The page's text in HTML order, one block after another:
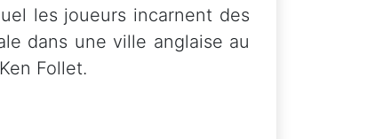
les joueurs incarnent des
dans une ville anglaise au
Follet.